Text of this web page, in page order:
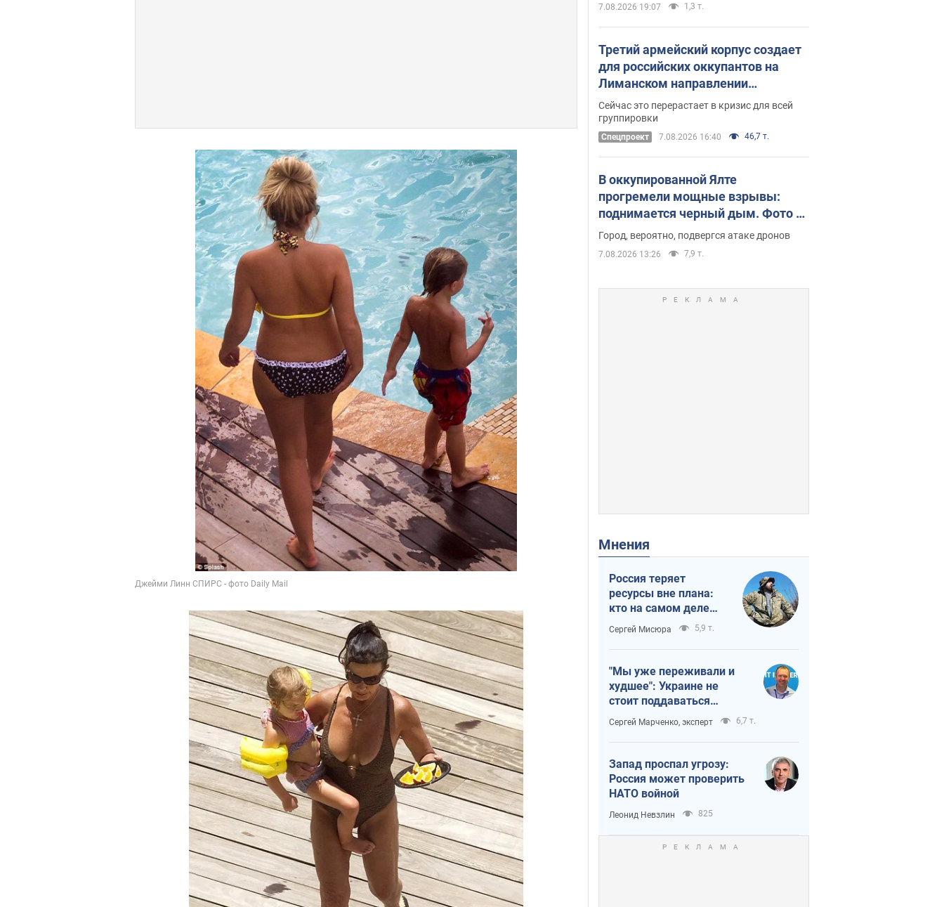
7.08.2026 19:07 1,3 т.
Третий армейский корпус создает
для российских оккупантов на
Лиманском направлении
критический дискомфорт: как это
удалось
Сейчас это перерастает в кризис для всей
группировки
Спецпроект 7.08.2026 16:40 46,7 т.
В оккупированной Ялте
прогремели мощные взрывы:
поднимается черный дым. Фото и
видео
Город, вероятно, подвергся атаке дронов
7.08.2026 13:26 7,9 т.
Мнения
Россия теряет
ресурсы вне плана:
кто на самом деле
диктует темп войны
Сергей Мисюра 5,9 т.
"Мы уже переживали и
худшее": Украине не
стоит поддаваться
отчаянию из-за
ракетного террора
Сергей Марченко, эксперт 6,7 т.
Запад проспал угрозу:
Россия может проверить
НАТО войной
Леонид Невзлин 825